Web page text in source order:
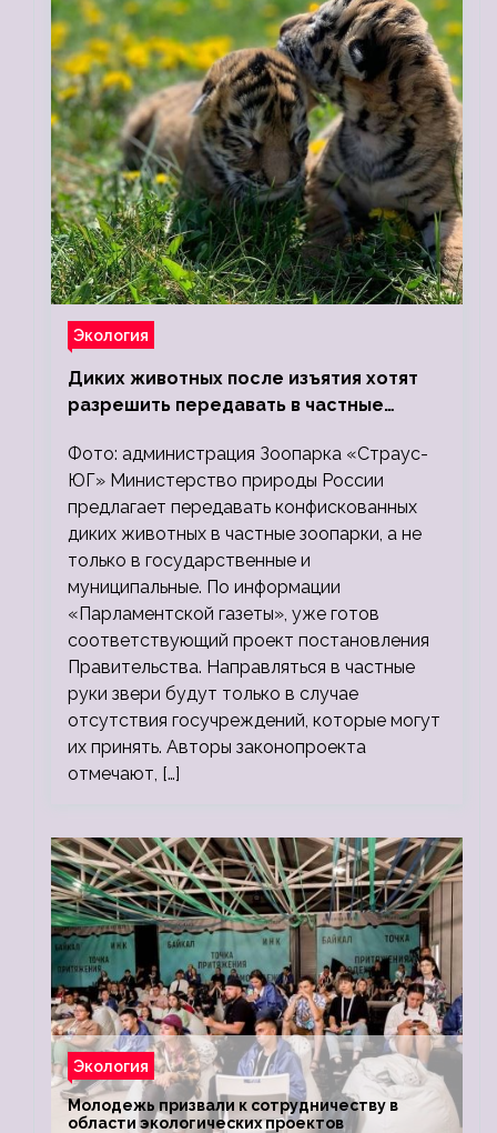
Экология
Диких животных после изъятия хотят
разрешить передавать в частные
Фото: администрация Зоопарка «Страус-
ЮГ» Министерство природы России
предлагает передавать конфискованных
диких животных в частные зоопарки, а не
только в государственные и
муниципальные. По информации
«Парламентской газеты», уже готов
соответствующий проект постановления
Правительства. Направляться в частные
руки звери будут только в случае
отсутствия госучреждений, которые могут
их принять. Авторы законопроекта
отмечают, […]
Экология
Молодежь призвали к сотрудничеству в
области экологических проектов